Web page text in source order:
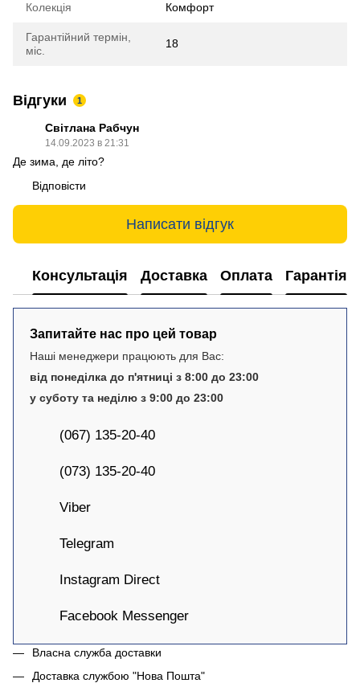
Колекція Комфорт
Гарантійний термін,
міс.
18
Відгуки 1
Світлана Рабчун
14.09.2023 в 21:31
Де зима, де літо?
Відповісти
Написати відгук
Консультація Доставка Оплата Гарантія
Запитайте нас про цей товар
Наші менеджери працюють для Вас:
від понеділка до п'ятниці з 8:00 до 23:00
у суботу та неділю з 9:00 до 23:00
(067) 135-20-40
(073) 135-20-40
Viber
Telegram
Instagram Direct
Facebook Messenger
Власна служба доставки
Доставка службою "Нова Пошта"